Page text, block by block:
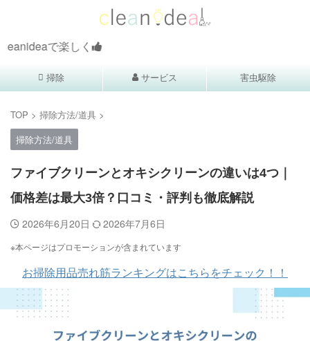
しく
掃除 サービス 害虫駆除
TOP > 掃除方法/道具 >
掃除方法/道具
ファイブクリーンとオキシクリーンの違いは4つ｜
価格差は最大3倍？口コミ・評判も徹底解説
2026年6月20日
2026年7月6日
※本ページはプロモーションが含まれています
お掃除用品売れ筋ランキングはこちらをチェック！！